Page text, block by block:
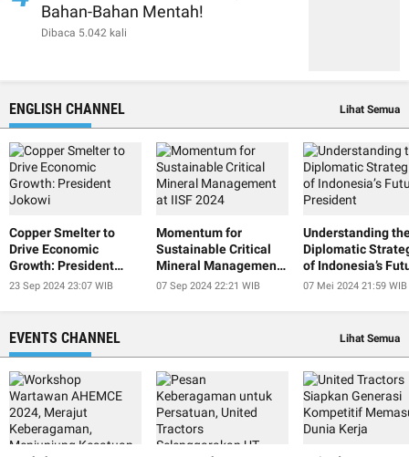
Bahan-Bahan Mentah!
Dibaca 5.042 kali
ENGLISH CHANNEL Lihat Semua
Copper Smelter to
Drive Economic
Growth: President
Jokowi
23 Sep 2024 23:07 WIB
Momentum for
Sustainable Critical
Mineral Management
at IISF 2024
07 Sep 2024 22:21 WIB
Understanding
Diplomatic
of Indonesia’s
President
07 Mei 2024 21:59 WIB
EVENTS CHANNEL Lihat Semua